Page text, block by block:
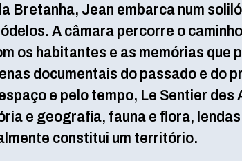
Bretanha, Jean embarca num
A câmara percorre o
os habitantes e as memórias que
documentais do passado e do
e pelo tempo, Le Sentier des
e geografia, fauna e flora,
constitui um território.